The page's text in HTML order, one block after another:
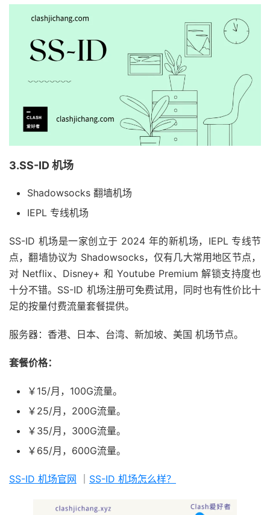
3.SS-ID 机场
Shadowsocks 翻墙机场
IEPL 专线机场
SS-ID 机场是一家创立于 2024 年的新机场，IEPL 专线节
点，翻墙协议为 Shadowsocks，仅有几大常用地区节点，
对 Netflix、Disney+ 和 Youtube Premium 解锁支持度也
十分不错。SS-ID 机场注册可免费试用，同时也有性价比十
足的按量付费流量套餐提供。
服务器：香港、日本、台湾、新加坡、美国 机场节点。
套餐价格：
￥15/月，100G流量。
￥25/月，200G流量。
￥35/月，300G流量。
￥65/月，600G流量。
SS-ID 机场官网 SS-ID 机场怎么样？